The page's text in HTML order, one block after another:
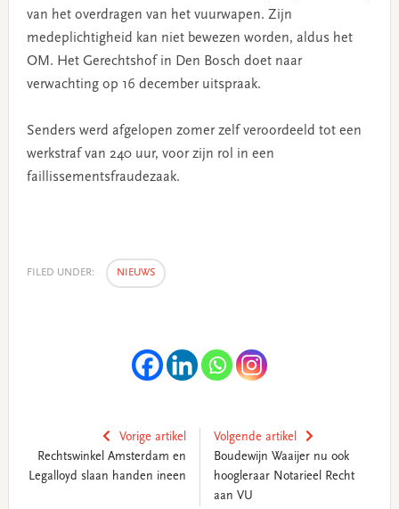
van het overdragen van het vuurwapen. Zijn
medeplichtigheid kan niet bewezen worden, aldus het
OM. Het Gerechtshof in Den Bosch doet naar
verwachting op 16 december uitspraak.
Senders werd afgelopen zomer zelf veroordeeld tot een
werkstraf van 240 uur, voor zijn rol in een
faillissementsfraudezaak.
FILED UNDER: NIEUWS
Vorige artikel
Rechtswinkel Amsterdam en
Legalloyd slaan handen ineen
Volgende artikel
Boudewijn Waaijer nu ook
hoogleraar Notarieel Recht
aan VU